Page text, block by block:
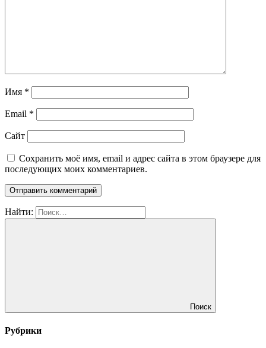
Имя *
Email *
Сайт
Сохранить моё имя, email и адрес сайта в этом браузере для
последующих моих комментариев.
Найти:
Поиск
Рубрики